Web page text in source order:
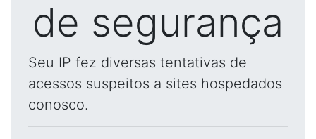
de segurança
Seu IP fez diversas tentativas de
acessos suspeitos a sites hospedados
conosco.